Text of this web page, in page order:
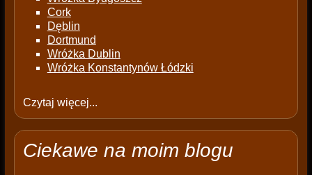
Cork
Dęblin
Dortmund
Wróżka Dublin
Wróżka Konstantynów Łódzki
Czytaj więcej...
Ciekawe na moim blogu